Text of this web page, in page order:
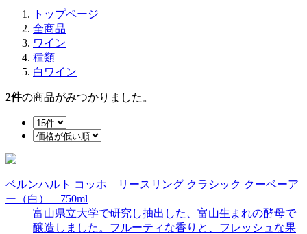
トップページ
全商品
ワイン
種類
白ワイン
2件の商品がみつかりました。
ベルンハルト コッホ リースリング クラシック クーベーア
ー（白） 750ml
富山県立大学で研究し抽出した、富山生まれの酵母で
醸造しました。フルーティな香りと、フレッシュな果